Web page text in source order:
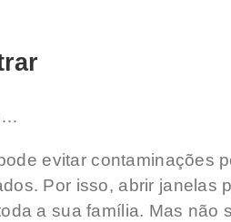
evitar contaminações
Por isso, abrir janelas
a sua família. Mas não